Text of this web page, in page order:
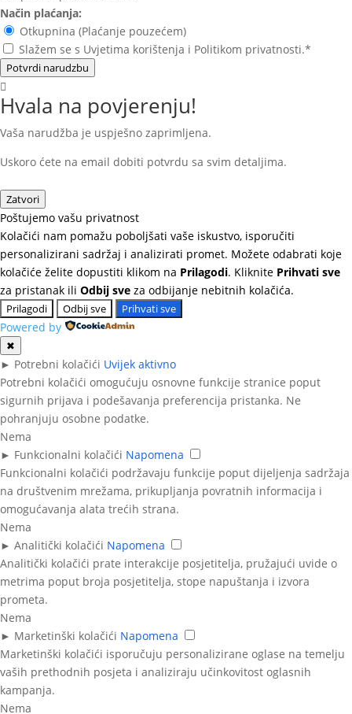
Način plaćanja:
Otkupnina (Plaćanje pouzećem)
Slažem se s Uvjetima korištenja i Politikom privatnosti.*
Potvrdi narudzbu
Hvala na povjerenju!
Vaša narudžba je uspješno zaprimljena.
Uskoro ćete na email dobiti potvrdu sa svim detaljima.
Zatvori
Poštujemo vašu privatnost
Kolačići nam pomažu poboljšati vaše iskustvo, isporučiti
personalizirani sadržaj i analizirati promet. Možete odabrati koje
kolačiće želite dopustiti klikom na Prilagodi. Kliknite Prihvati sve
za pristanak ili Odbij sve za odbijanje nebitnih kolačića.
Prilagodi Odbij sve Prihvati sve
Powered by
✖
► Potrebni kolačići Uvijek aktivno
Potrebni kolačići omogućuju osnovne funkcije stranice poput
sigurnih prijava i podešavanja preferencija pristanka. Ne
pohranjuju osobne podatke.
Nema
► Funkcionalni kolačići Napomena
Funkcionalni kolačići podržavaju funkcije poput dijeljenja sadržaja
na društvenim mrežama, prikupljanja povratnih informacija i
omogućavanja alata trećih strana.
Nema
► Analitički kolačići Napomena
Analitički kolačići prate interakcije posjetitelja, pružajući uvide o
metrima poput broja posjetitelja, stope napuštanja i izvora
prometa.
Nema
► Marketinški kolačići Napomena
Marketinški kolačići isporučuju personalizirane oglase na temelju
vaših prethodnih posjeta i analiziraju učinkovitost oglasnih
kampanja.
Nema